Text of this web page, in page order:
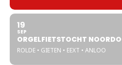
19
SEP
ORGELFIETSTOCHT
ROLDE • GIETEN • EEXT • ANLOO